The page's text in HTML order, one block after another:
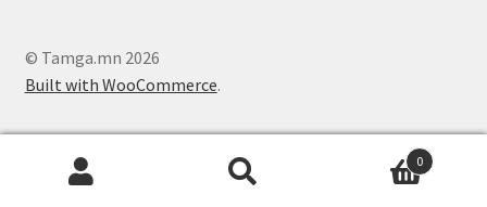
© Tamga.mn 2026
Built with WooCommerce.
0